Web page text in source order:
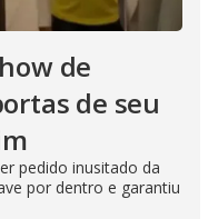
de
de seu
pedido inusitado da
por dentro e garantiu